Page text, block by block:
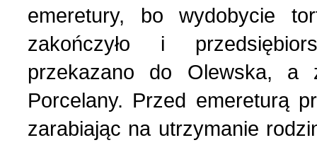
emeretury, bo wydobycie
zakończyło i
przekazano do Olewska, a
Porcelany. Przed emereturą
zarabiając na utrzymanie